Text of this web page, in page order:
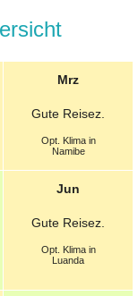
Mrz
Gute Reisez.
Opt. Klima in
Namibe
Jun
Gute Reisez.
Opt. Klima in
Luanda